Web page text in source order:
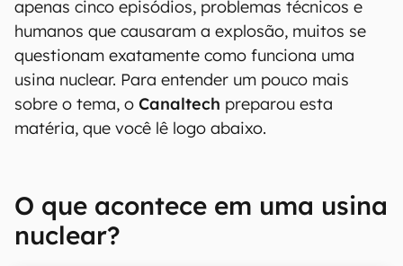
apenas cinco episódios, problemas técnicos e
humanos que causaram a explosão, muitos se
questionam exatamente como funciona uma
usina nuclear. Para entender um pouco mais
sobre o tema, o Canaltech preparou esta
matéria, que você lê logo abaixo.
O que acontece em uma usina
nuclear?